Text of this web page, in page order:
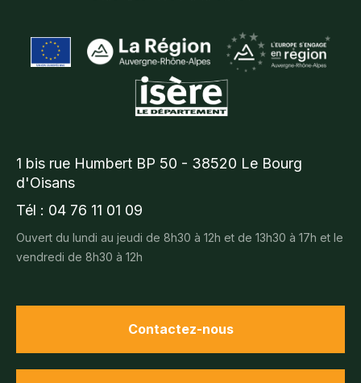
1 bis rue Humbert BP 50 - 38520 Le Bourg
d'Oisans
Tél : 04 76 11 01 09
Ouvert du lundi au jeudi de 8h30 à 12h et de 13h30 à 17h et le
vendredi de 8h30 à 12h
Contactez-nous